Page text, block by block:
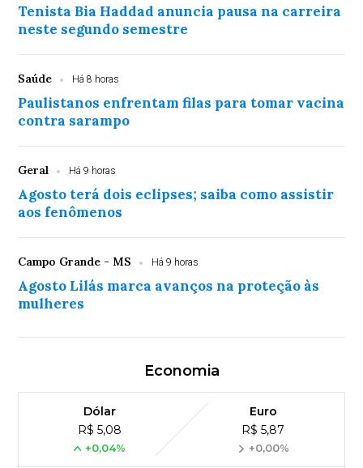
Tenista Bia Haddad anuncia pausa na carreira
neste segundo semestre
Saúde Há 8 horas
Paulistanos enfrentam filas para tomar vacina
contra sarampo
Geral Há 9 horas
Agosto terá dois eclipses; saiba como assistir
aos fenômenos
Campo Grande - MS Há 9 horas
Agosto Lilás marca avanços na proteção às
mulheres
Economia
Dólar
R$ 5,08
+0,04%
Euro
R$ 5,87
+0,00%